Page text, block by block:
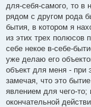
для-себя-самого, то в
рядом с другом рода
бытия, в котором я
из этих трех полюсов
себе некое в-себе-
уже делаю его
объект для меня - при
замечая, что это
явлением для чего-
окончательной